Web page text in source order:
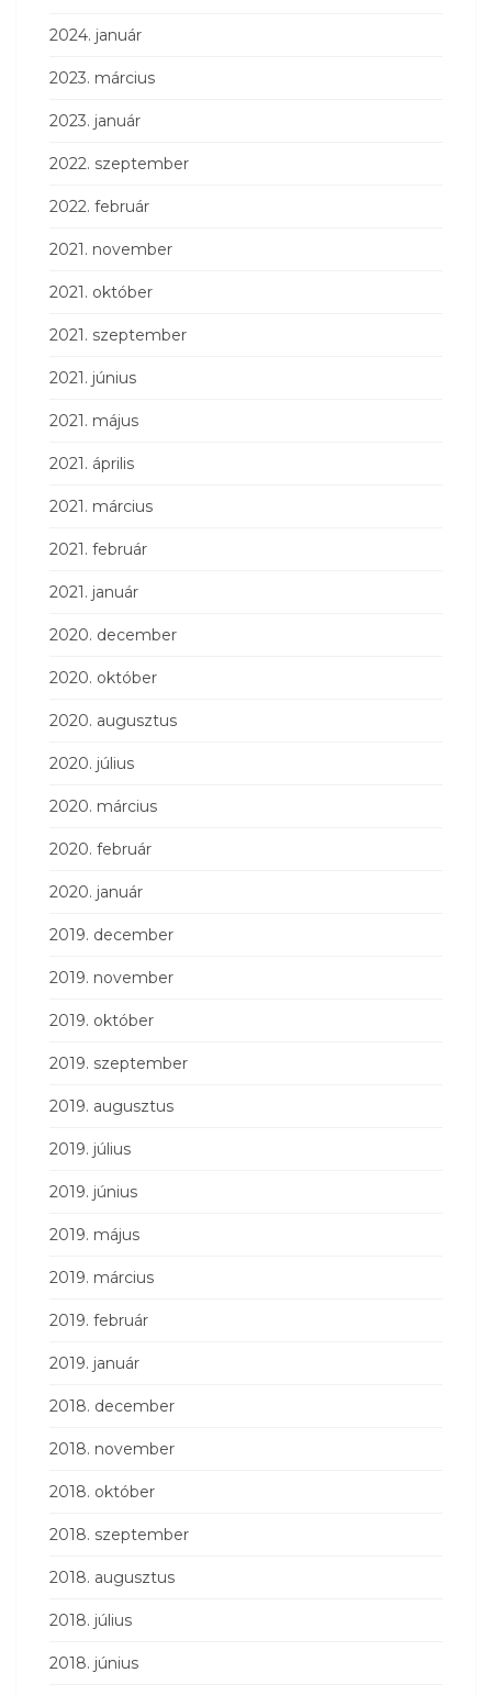
2024. január
2023. március
2023. január
2022. szeptember
2022. február
2021. november
2021. október
2021. szeptember
2021. június
2021. május
2021. április
2021. március
2021. február
2021. január
2020. december
2020. október
2020. augusztus
2020. július
2020. március
2020. február
2020. január
2019. december
2019. november
2019. október
2019. szeptember
2019. augusztus
2019. július
2019. június
2019. május
2019. március
2019. február
2019. január
2018. december
2018. november
2018. október
2018. szeptember
2018. augusztus
2018. július
2018. június